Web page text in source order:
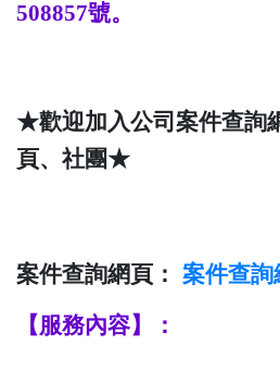
508857號。
★歡迎加入公司案件查詢
頁、社團★
案件查詢網頁： 案件查詢
【服務內容】：